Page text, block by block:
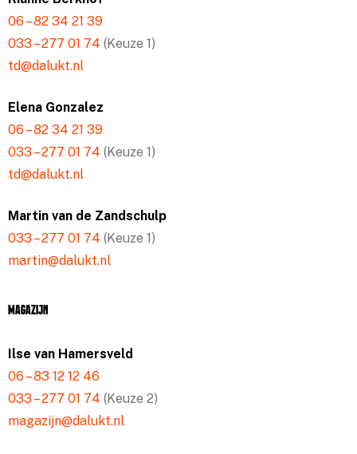
06 – 82 34 21 39
033 – 277 01 74 (Keuze 1)
td@dalukt.nl
Elena Gonzalez
06 – 82 34 21 39
033 – 277 01 74 (Keuze 1)
td@dalukt.nl
Martin van de Zandschulp
033 – 277 01 74 (Keuze 1)
martin@dalukt.nl
Magazijn
Ilse van Hamersveld
06 – 83 12 12 46
033 – 277 01 74 (Keuze 2)
magazijn@dalukt.nl